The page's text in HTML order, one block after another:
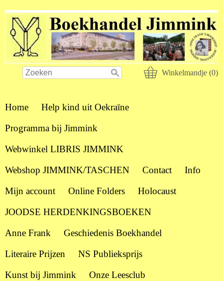
Winkelmandje (0)
Home
Help kind uit Oekraïne
Programma bij Jimmink
Webwinkel LIBRIS JIMMINK
Webshop JIMMINK/TASCHEN
Contact
Info
Mijn account
Online Folders
Holocaust
JOODSE HERDENKINGSBOEKEN
Anne Frank
Geschiedenis Boekhandel
Literaire Prijzen
NS Publieksprijs
Kunst bij Jimmink
Onze Leesclub